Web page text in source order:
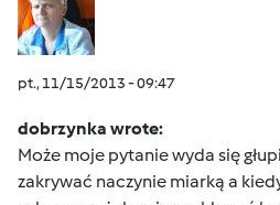
pt., 11/15/2013 - 09:47
dobrzynka wrote:
Może moje pytanie wyda się
zakrywać naczynie miarką a